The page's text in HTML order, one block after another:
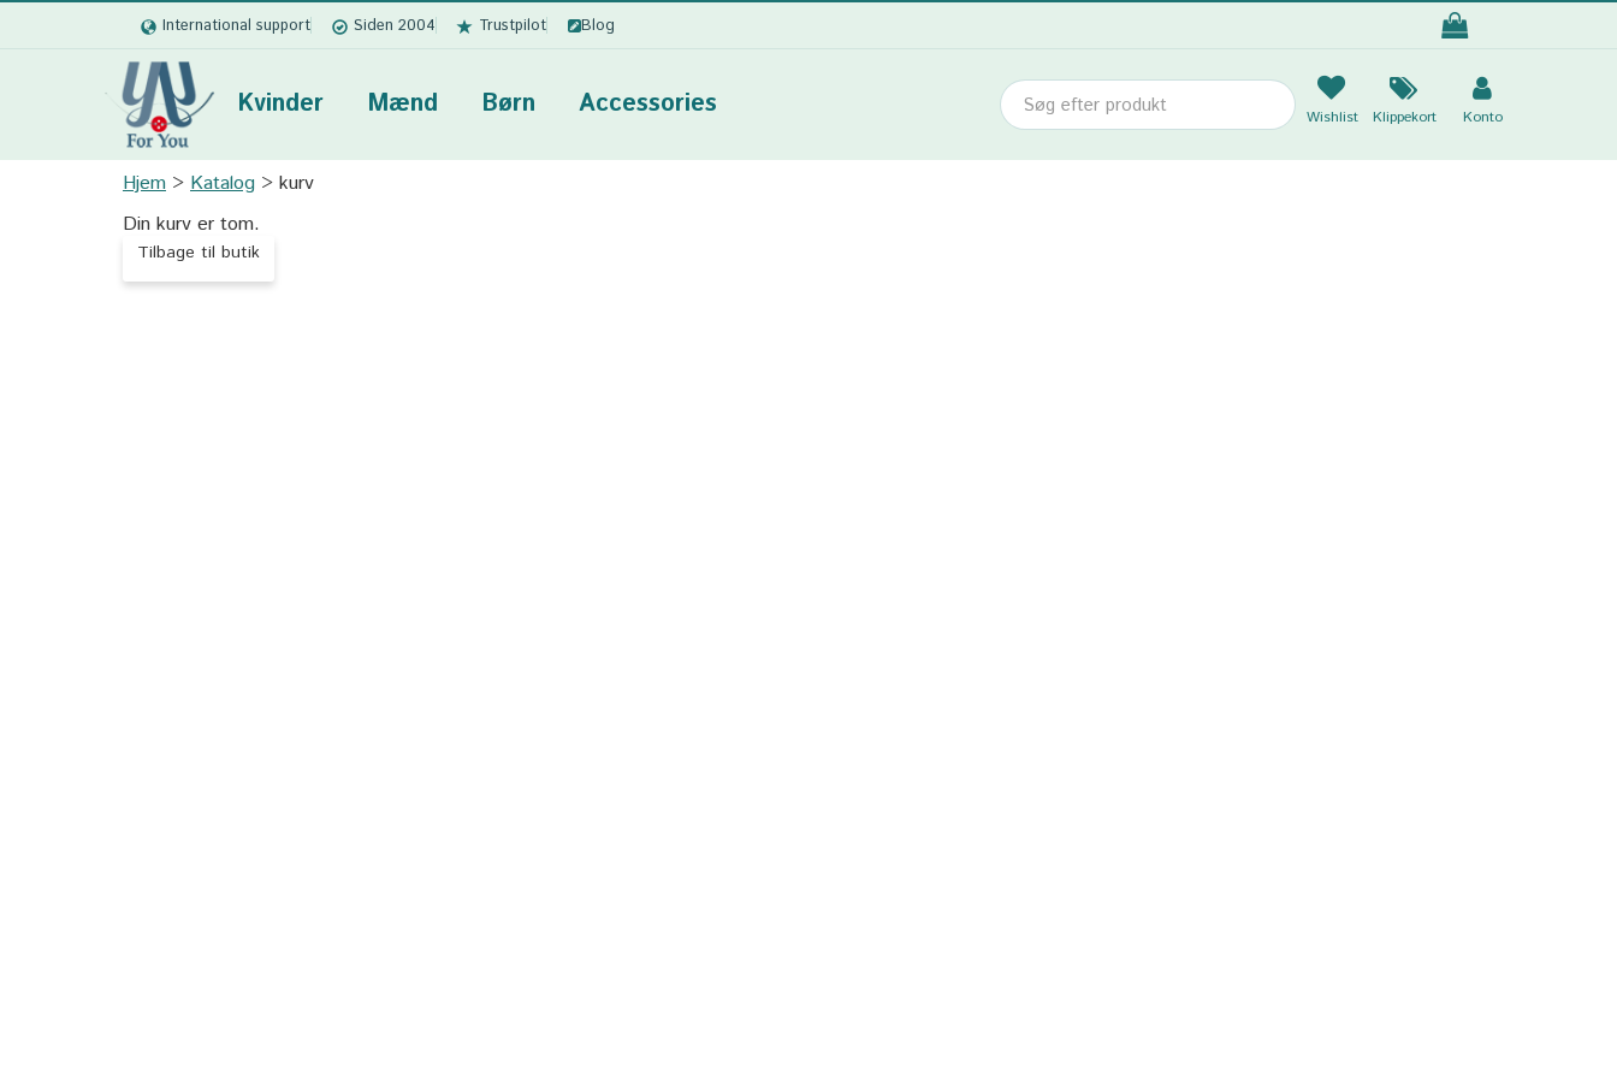
International support Siden 2004 Trustpilot Blog
Kvinder Mænd Børn Accessories Wishlist Klippekort Konto
Hjem Katalog
kurv
Din kurv er tom.
Tilbage til butik